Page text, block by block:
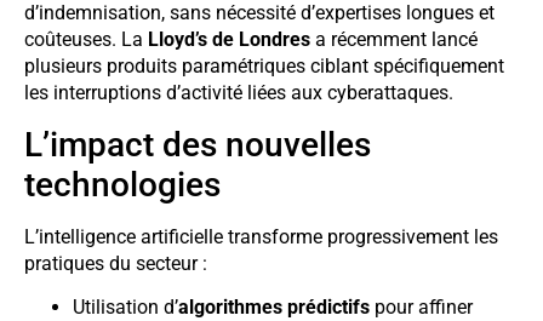
d’indemnisation, sans nécessité d’expertises longues et
coûteuses. La Lloyd’s de Londres a récemment lancé
plusieurs produits paramétriques ciblant spécifiquement
les interruptions d’activité liées aux cyberattaques.
L’impact des nouvelles
technologies
L’intelligence artificielle transforme progressivement les
pratiques du secteur :
Utilisation d’algorithmes prédictifs pour affiner